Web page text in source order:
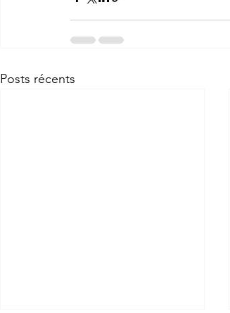
Posts récents